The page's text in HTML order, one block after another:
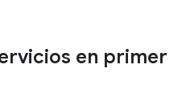
en primer